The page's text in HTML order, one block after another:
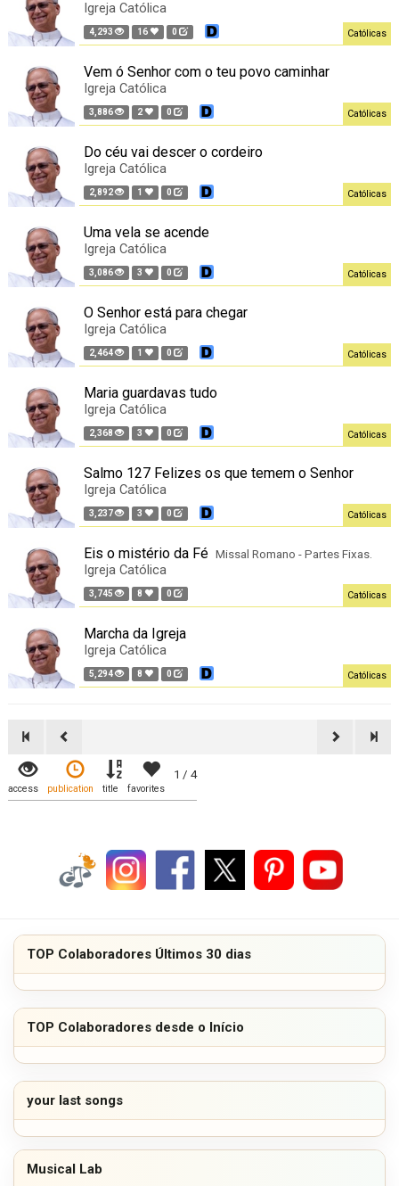
Igreja Católica
4,293 16 0 Católicas
Vem ó Senhor com o teu povo caminhar
Igreja Católica
3,886 2 0 Católicas
Do céu vai descer o cordeiro
Igreja Católica
2,892 1 0 Católicas
Uma vela se acende
Igreja Católica
3,086 3 0 Católicas
O Senhor está para chegar
Igreja Católica
2,464 1 0 Católicas
Maria guardavas tudo
Igreja Católica
2,368 3 0 Católicas
Salmo 127 Felizes os que temem o Senhor
Igreja Católica
3,237 3 0 Católicas
Eis o mistério da Fé Missal Romano - Partes Fixas.
Igreja Católica
3,745 8 0 Católicas
Marcha da Igreja
Igreja Católica
5,294 8 0 Católicas
1 / 4
access publication title favorites
TOP Colaboradores Últimos 30 dias
TOP Colaboradores desde o Início
your last songs
Musical Lab